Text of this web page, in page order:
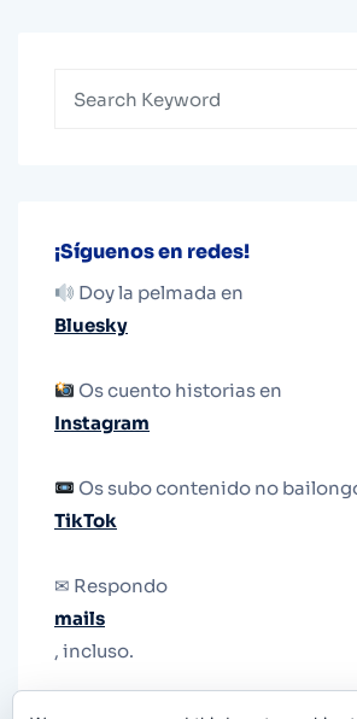
¡Síguenos en redes!
Doy la pelmada en
Bluesky
Os cuento historias en
Instagram
Os subo contenido no
TikTok
✉ Respondo
mails
, incluso.